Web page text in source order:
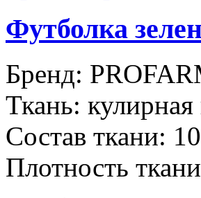
Футболка
Бренд:
Ткань: кулирная
Состав ткани:
Плотность